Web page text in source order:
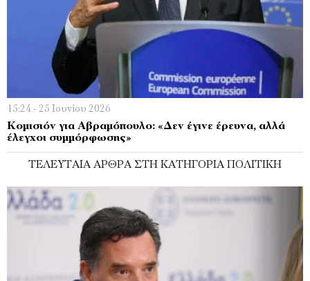
15:24 - 25 Ιουνίου 2026
Κομισιόν για Αβραμόπουλο: «Δεν έγινε έρευνα, αλλά
έλεγχοι συμμόρφωσης»
ΤΕΛΕΥΤΑΊΑ ΆΡΘΡΑ ΣΤΗ ΚΑΤΗΓΟΡΊΑ ΠΟΛΙΤΙΚΉ